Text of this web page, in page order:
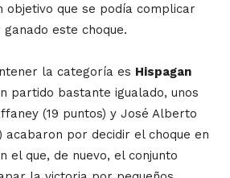
objetivo que se podía complicar
este choque.
la categoría es Hispagan
partido bastante igualado, unos
(19 puntos) y José Alberto
acabaron por decidir el choque en
el que, de nuevo, el conjunto